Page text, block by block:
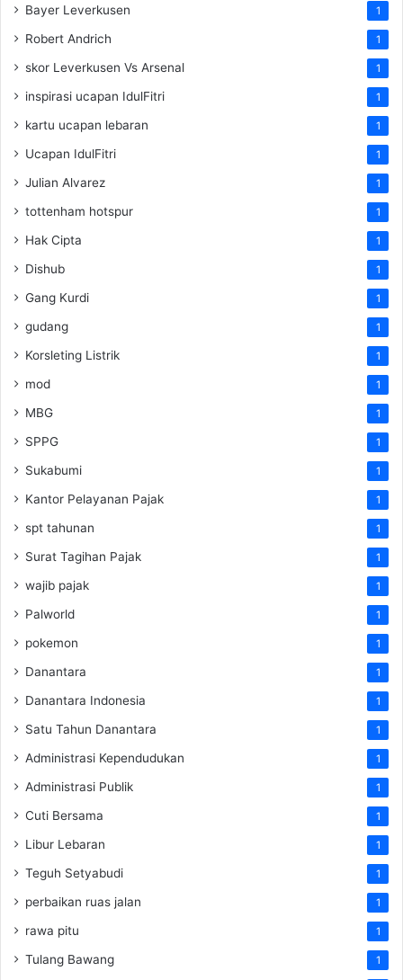
Bayer Leverkusen 1
Robert Andrich 1
skor Leverkusen Vs Arsenal 1
inspirasi ucapan IdulFitri 1
kartu ucapan lebaran 1
Ucapan IdulFitri 1
Julian Alvarez 1
tottenham hotspur 1
Hak Cipta 1
Dishub 1
Gang Kurdi 1
gudang 1
Korsleting Listrik 1
mod 1
MBG 1
SPPG 1
Sukabumi 1
Kantor Pelayanan Pajak 1
spt tahunan 1
Surat Tagihan Pajak 1
wajib pajak 1
Palworld 1
pokemon 1
Danantara 1
Danantara Indonesia 1
Satu Tahun Danantara 1
Administrasi Kependudukan 1
Administrasi Publik 1
Cuti Bersama 1
Libur Lebaran 1
Teguh Setyabudi 1
perbaikan ruas jalan 1
rawa pitu 1
Tulang Bawang 1